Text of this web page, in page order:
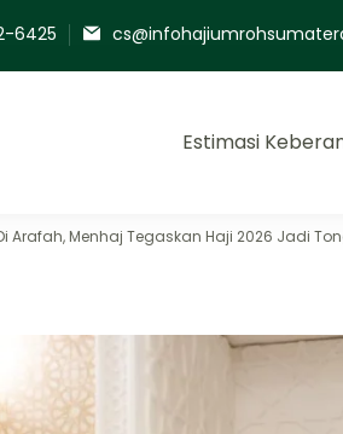
6425
Umroh Sumatera
lengkap perjalanan ibadah haji dan
Estimasi
Arafah, Menhaj Tegaskan Haji 2026 Jadi